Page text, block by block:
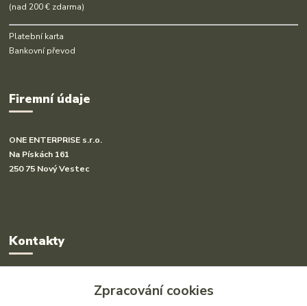
(nad 200 € zdarma)
Platební karta
Bankovní převod
Firemní údaje
ONE ENTERPRISE s.r.o.
Na Pískách 161
250 75 Nový Vestec
Kontakty
Radka Hakl
+420 777 613 020Zpracování cookies